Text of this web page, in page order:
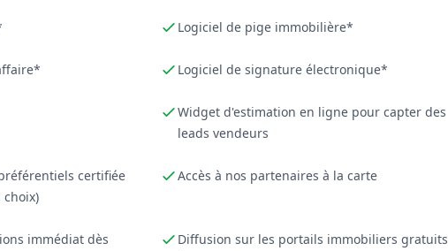
Logiciel de pige immobilière*
Logiciel de signature électronique*
Widget d'estimation en ligne pour capter des
leads vendeurs
certifiée
choix)
Accès à nos partenaires à la carte
immédiat dès
Diffusion sur les portails immobiliers gratuits